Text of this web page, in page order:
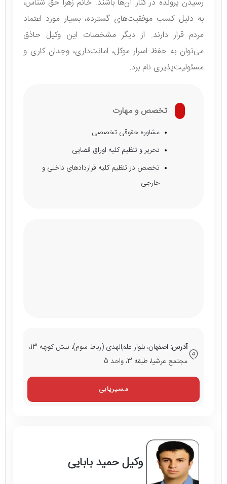
رسیدن پرونده در کنار آن‌ها باشند. خانم زهرا حق شناس،
به دلیل کسب موفقیت‌های گسترده، بسیار مورد اعتماد
مردم قرار دارند. از دیگر مشخصات این وکیل حاذق
می‌توان به حفظ اسرار موکل، امانت‌داری، وجدان کاری و
مسئولیت‌پذیری نام برد.
تخصص و مهارت
مشاوره حقوقی تخصصی
تحریر و تنظیم کلیه اوراق قضایی
تخصص در تنظیم کلیه قراردادهای داخلی و
خارجی
آدرس:
اصفهان، بلوار علم‌الهدی (رباط سوم)، نبش کوچه 13،
مجتمع عرشیا، طبقه 3، واحد 5
مسیریابی
وکیل حمید بابایی